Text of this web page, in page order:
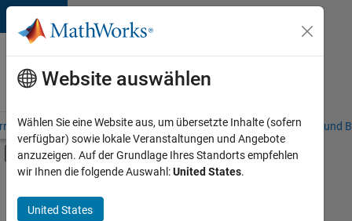
Weiter zum Inhalt
Karriere
bei
MathWorks
– Übersicht Stellensuche Niederlassungen Studierende und
Umschaltung für Off-Canvas-
Hauptinhalt
Commercial Sales
Website auswählen
Wählen Sie eine Website aus, um übersetzte Inhalte (sofern
verfügbar) sowie lokale Veranstaltungen und Angebote
anzuzeigen. Auf der Grundlage Ihres Standorts empfehlen
wir Ihnen die folgende Auswahl:United States.
United States